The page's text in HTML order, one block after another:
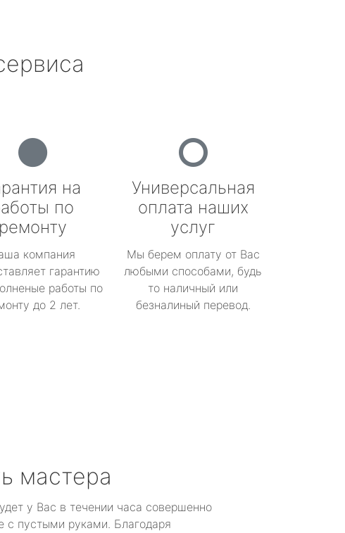
на
по
ремонту
компания
гарантию
работы по
до 2 лет.
Универсальная
оплата наших
услуг
Мы берем оплату от Вас
любыми способами, будь
то наличный или
безналиный перевод.
мастера
у Вас в течении часа совершенно
с пустыми руками. Благодаря